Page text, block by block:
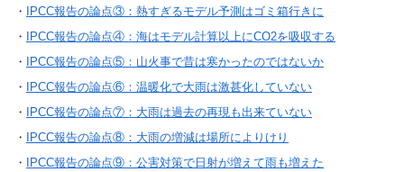
・
IPCC報告の論点③：熱すぎるモデル予測はゴミ箱行きに
・
IPCC報告の論点④：海はモデル計算以上にCO2を吸収する
・
IPCC報告の論点⑤：山火事で昔は寒かったのではないか
・
IPCC報告の論点⑥：温暖化で大雨は激甚化していない
・
IPCC報告の論点⑦：大雨は過去の再現も出来ていない
・
IPCC報告の論点⑧：大雨の増減は場所によりけり
・
IPCC報告の論点⑨：公害対策で日射が増えて雨も増えた